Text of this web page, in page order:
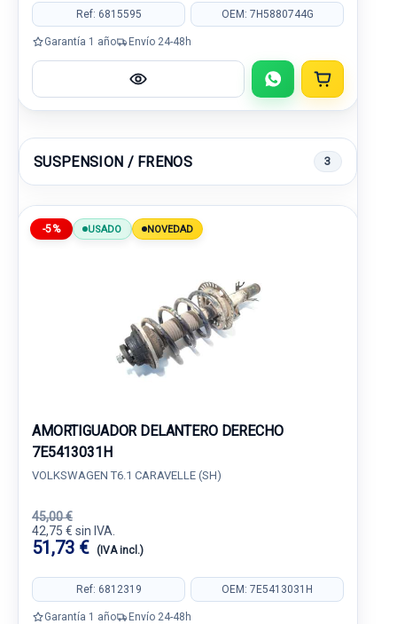
Ref: 6815595 OEM: 7H5880744G
Garantía 1 año Envío 24-48h
SUSPENSION / FRENOS 3
-5% USADO NOVEDAD
AMORTIGUADOR DELANTERO DERECHO
7E5413031H
VOLKSWAGEN T6.1 CARAVELLE (SH)
45,00 €
42,75 € sin IVA.
51,73 € (IVA incl.)
Ref: 6812319 OEM: 7E5413031H
Garantía 1 año Envío 24-48h